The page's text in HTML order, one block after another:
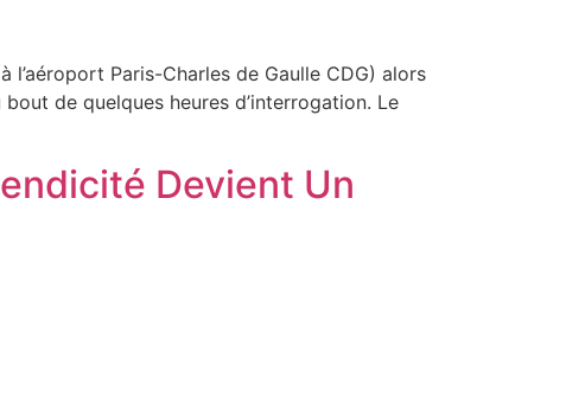
l’aéroport Paris-Charles de Gaulle CDG) alors
de quelques heures d’interrogation. Le
Devient Un